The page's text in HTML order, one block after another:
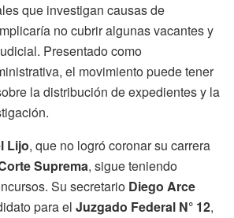
que investigan causas de
no cubrir algunas vacantes y
Presentado como
el movimiento puede tener
la distribución de expedientes y la
Lijo, que no logró coronar su carrera
Suprema, sigue teniendo
Su secretario Diego Arce
para el Juzgado Federal N° 12,